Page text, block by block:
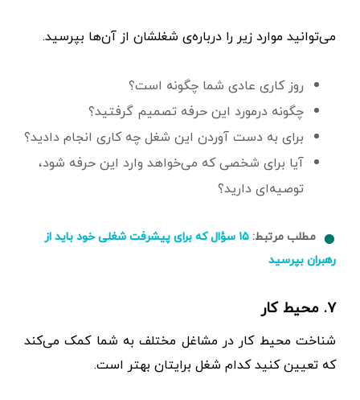
می‌توانید موارد زیر را درباره‌ی شغلشان از آن‌ها بپرسید.
روز کاری عادی شما چگونه است؟
چگونه درمورد این حرفه تصمیم گرفتید؟
برای به دست آوردن این شغل چه کاری انجام دادید؟
آیا برای شخصی که می‌خواهد وارد این حرفه شود،
توصیه‌ای دارید؟
مطلب مرتبط:
۱۵ سؤال که برای پیشرفت شغلی خود باید از
رهبران بپرسید
۷. محیط کار
شناخت محیط کار در مشاغل مختلف به شما کمک می‌کند
که تعیین کنید کدام شغل برایتان بهتر است.